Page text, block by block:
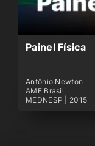
Painel Física
Antônio Newton
AME Brasil
MEDNESP | 2015